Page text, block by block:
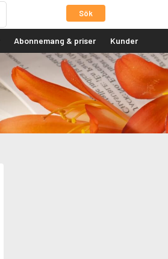
Sök
Abonnemang & priser Kunder